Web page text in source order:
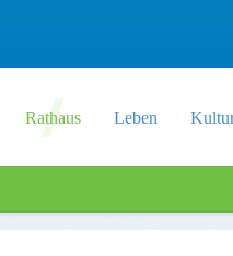
Rathaus Leben